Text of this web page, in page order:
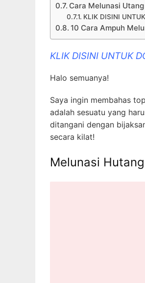
Cara Melunasi
KLIK DISINI
10 Cara Ampuh
KLIK DISINI UNTUK
Halo semuanya!
Saya ingin membahas
adalah sesuatu yang
ditangani dengan
secara kilat!
Melunasi